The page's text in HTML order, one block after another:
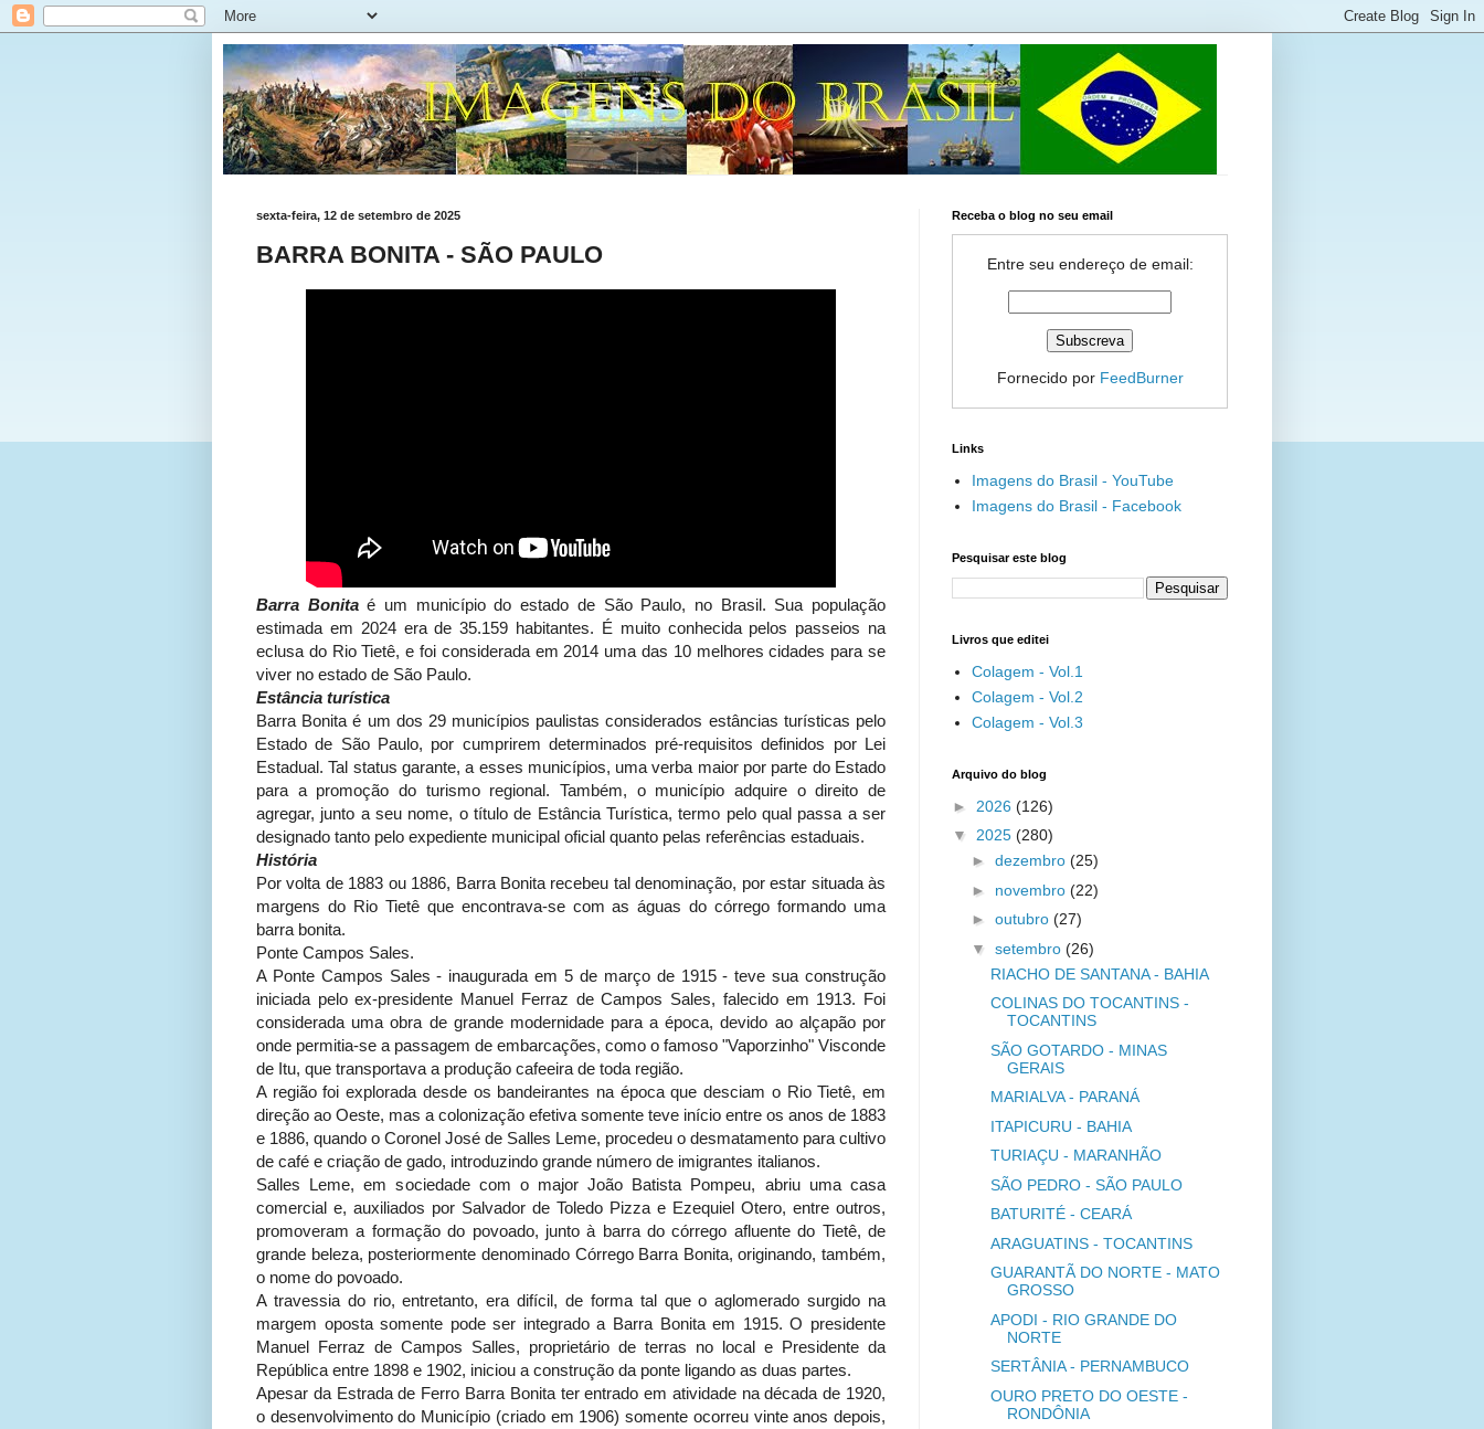
sexta-feira, 12 de setembro de 2025
BARRA BONITA - SÃO PAULO
Barra Bonitaé um município do estado de São Paulo, no Brasil. Sua população
estimada em 2024 era de 35.159 habitantes. É muito conhecida pelos passeios na
eclusa do Rio Tietê, e foi considerada em 2014 uma das 10 melhores cidades para se
viver no estado de São Paulo.
Estância turística
Barra Bonita é um dos 29 municípios paulistas considerados estâncias turísticas pelo
Estado de São Paulo, por cumprirem determinados pré-requisitos definidos por Lei
Estadual. Tal status garante, a esses municípios, uma verba maior por parte do Estado
para a promoção do turismo regional. Também, o município adquire o direito de
agregar, junto a seu nome, o título de Estância Turística, termo pelo qual passa a ser
designado tanto pelo expediente municipal oficial quanto pelas referências estaduais.
História
Por volta de 1883 ou 1886, Barra Bonita recebeu tal denominação, por estar situada às
margens do Rio Tietê que encontrava-se com as águas do córrego formando uma
barra bonita.
Ponte Campos Sales.
A Ponte Campos Sales - inaugurada em 5 de março de 1915 - teve sua construção
iniciada pelo ex-presidente Manuel Ferraz de Campos Sales, falecido em 1913. Foi
considerada uma obra de grande modernidade para a época, devido ao alçapão por
onde permitia-se a passagem de embarcações, como o famoso "Vaporzinho" Visconde
de Itu, que transportava a produção cafeeira de toda região.
A região foi explorada desde os bandeirantes na época que desciam o Rio Tietê, em
direção ao Oeste, mas a colonização efetiva somente teve início entre os anos de 1883
e 1886, quando o Coronel José de Salles Leme, procedeu o desmatamento para cultivo
de café e criação de gado, introduzindo grande número de imigrantes italianos.
Salles Leme, em sociedade com o major João Batista Pompeu, abriu uma casa
comercial e, auxiliados por Salvador de Toledo Pizza e Ezequiel Otero, entre outros,
promoveram a formação do povoado, junto à barra do córrego afluente do Tietê, de
grande beleza, posteriormente denominado Córrego Barra Bonita, originando, também,
o nome do povoado.
A travessia do rio, entretanto, era difícil, de forma tal que o aglomerado surgido na
margem oposta somente pode ser integrado a Barra Bonita em 1915. O presidente
Manuel Ferraz de Campos Salles, proprietário de terras no local e Presidente da
República entre 1898 e 1902, iniciou a construção da ponte ligando as duas partes.
Apesar da Estrada de Ferro Barra Bonita ter entrado em atividade na década de 1920,
o desenvolvimento do Município (criado em 1906) somente ocorreu vinte anos depois,
Receba o blog no seu email
Entre seu endereço de email:
Fornecido por FeedBurner
Links
Imagens do Brasil - YouTube
Imagens do Brasil - Facebook
Pesquisar este blog
Livros que editei
Colagem - Vol.1
Colagem - Vol.2
Colagem - Vol.3
Arquivo do blog
► 2026 (126)
▼ 2025 (280)
► dezembro (25)
► novembro (22)
► outubro (27)
▼ setembro (26)
RIACHO DE SANTANA - BAHIA
COLINAS DO TOCANTINS -
TOCANTINS
SÃO GOTARDO - MINAS
GERAIS
MARIALVA - PARANÁ
ITAPICURU - BAHIA
TURIAÇU - MARANHÃO
SÃO PEDRO - SÃO PAULO
BATURITÉ - CEARÁ
ARAGUATINS - TOCANTINS
GUARANTÃ DO NORTE - MATO
GROSSO
APODI - RIO GRANDE DO
NORTE
SERTÂNIA - PERNAMBUCO
OURO PRETO DO OESTE -
RONDÔNIA